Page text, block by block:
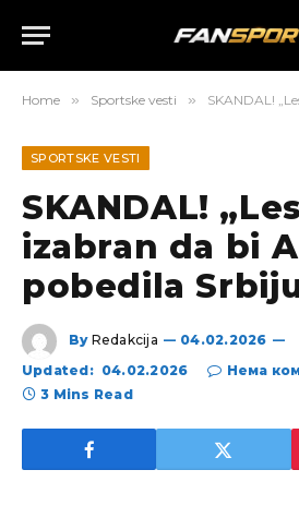
Home » Sportske vesti » SKANDAL!
SPORTSKE VESTI
SKANDAL!
izabran da bi
pobedila
By Redakcija
04.02.2026
Updated: 04.02.2026
Нема
3 Mins Read